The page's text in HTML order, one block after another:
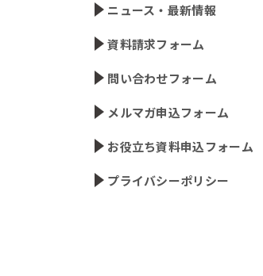
ニュース・最新情報
資料請求フォーム
問い合わせフォーム
メルマガ申込フォーム
お役立ち資料申込フォーム
プライバシーポリシー